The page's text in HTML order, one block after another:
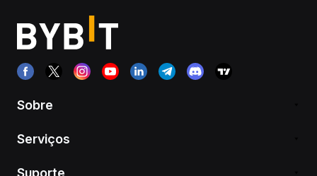
Sobre
Serviços
Suporte